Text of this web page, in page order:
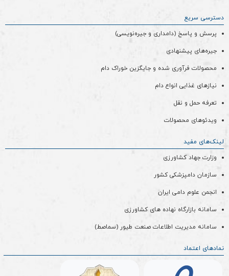
دسترسی سریع
پرسش و پاسخ (دامداری و جیره‌نویسی)
جیره‌های پیشنهادی
محصولات فرآوری شده و جایگزین خوراک دام
نیازهای غذایی انواع دام
تعرفه حمل و نقل
ویدئو‌های محصولات
لینک‌های مفید
وزارت جهاد کشاورزی
سازمان دامپزشکی کشور
انجمن علوم دامی ایران
سامانه بازارگاه نهاده های کشاورزی
سامانه مدیریت اطلاعات صنعت طیور (سماصط)
نمادهای اعتماد